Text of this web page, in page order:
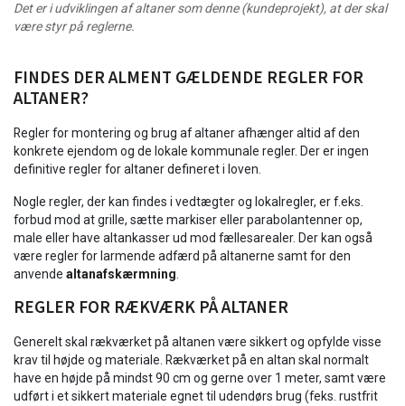
Det er i udviklingen af altaner som denne (kundeprojekt), at der skal
være styr på reglerne.
FINDES DER ALMENT GÆLDENDE REGLER FOR
ALTANER?
Regler for montering og brug af altaner afhænger altid af den
konkrete ejendom og de lokale kommunale regler. Der er ingen
definitive regler for altaner defineret i loven.
Nogle regler, der kan findes i vedtægter og lokalregler, er f.eks.
forbud mod at grille, sætte markiser eller parabolantenner op,
male eller have altankasser ud mod fællesarealer. Der kan også
være regler for larmende adfærd på altanerne samt for den
anvende altanafskærmning
REGLER FOR RÆKVÆRK PÅ ALTANER
Generelt skal rækværket på altanen være sikkert og opfylde visse
krav til højde og materiale. Rækværket på en altan skal normalt
have en højde på mindst 90 cm og gerne over 1 meter, samt være
udført i et sikkert materiale egnet til udendørs brug (feks. rustfrit